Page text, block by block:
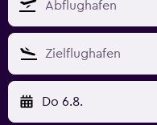
Do 6.8.